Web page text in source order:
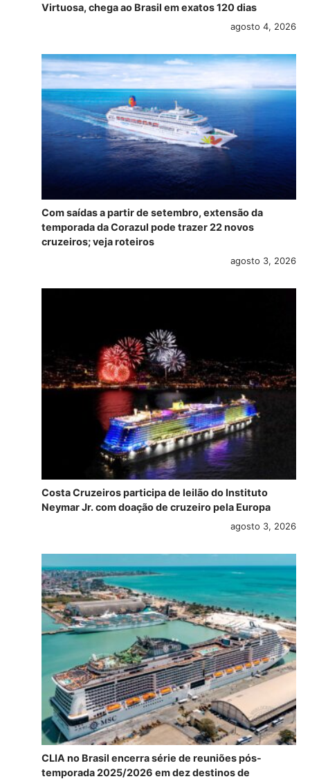
Virtuosa, chega ao Brasil em exatos 120 dias
agosto 4, 2026
Com saídas a partir de setembro, extensão da
temporada da Corazul pode trazer 22 novos
cruzeiros; veja roteiros
agosto 3, 2026
Costa Cruzeiros participa de leilão do Instituto
Neymar Jr. com doação de cruzeiro pela Europa
agosto 3, 2026
CLIA no Brasil encerra série de reuniões pós-
temporada 2025/2026 em dez destinos de